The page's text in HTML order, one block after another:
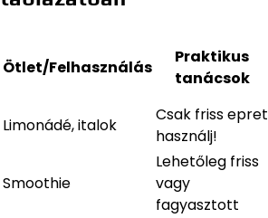
Ötlet/Felhasználás
Praktikus
tanácsok
Limonádé, italok
Csak friss epret
használj!
Smoothie
Lehetőleg friss
vagy
fagyasztott